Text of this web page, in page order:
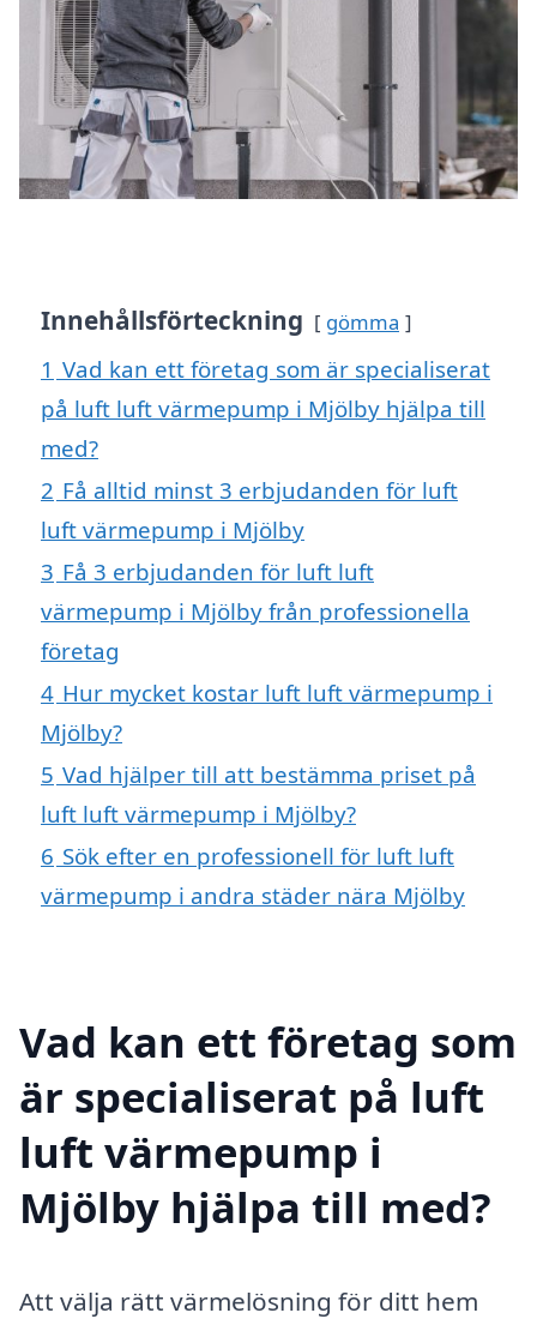
Innehållsförteckning gömma
1 Vad kan ett företag som är specialiserat
på luft luft värmepump i Mjölby hjälpa till
med?
2 Få alltid minst 3 erbjudanden för luft
luft värmepump i Mjölby
3 Få 3 erbjudanden för luft luft
värmepump i Mjölby från professionella
företag
4 Hur mycket kostar luft luft värmepump i
Mjölby?
5 Vad hjälper till att bestämma priset på
luft luft värmepump i Mjölby?
6 Sök efter en professionell för luft luft
värmepump i andra städer nära Mjölby
Vad kan ett företag som
är specialiserat på luft
luft värmepump i
Mjölby hjälpa till med?
Att välja rätt värmelösning för ditt hem